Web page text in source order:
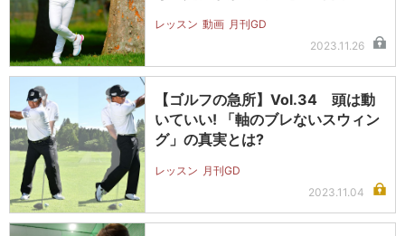
レッスン 動画 月刊GD
2023.11.26
【ゴルフの急所】Vol.34 頭は動
いていい! 「軸のブレないスウィン
グ」の真実とは?
レッスン 月刊GD
2023.11.04